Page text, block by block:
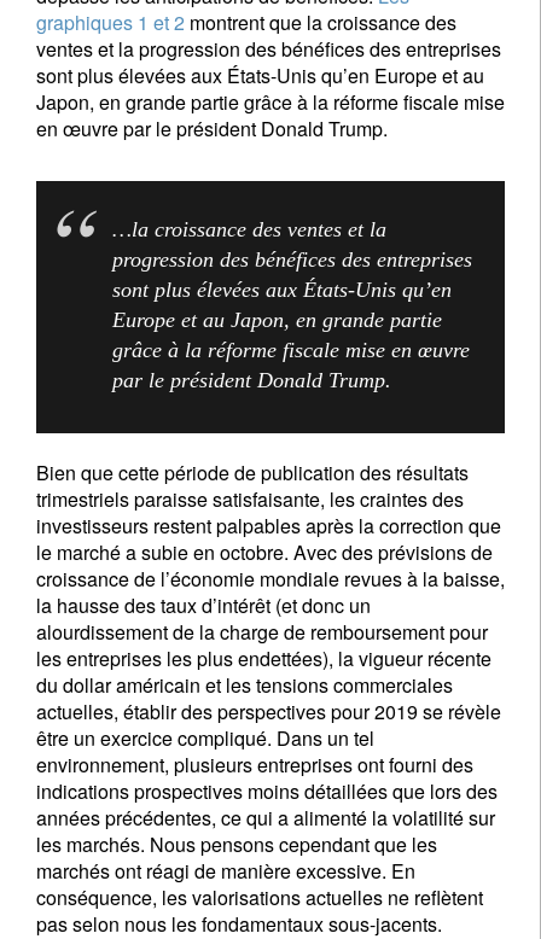
graphiques 1 et 2 montrent que la croissance des
ventes et la progression des bénéfices des entreprises
sont plus élevées aux États-Unis qu’en Europe et au
Japon, en grande partie grâce à la réforme fiscale mise
en œuvre par le président Donald Trump.
…la croissance des ventes et la
progression des bénéfices des entreprises
sont plus élevées aux États-Unis qu’en
Europe et au Japon, en grande partie
grâce à la réforme fiscale mise en œuvre
par le président Donald Trump.
Bien que cette période de publication des résultats
trimestriels paraisse satisfaisante, les craintes des
investisseurs restent palpables après la correction que
le marché a subie en octobre. Avec des prévisions de
croissance de l’économie mondiale revues à la baisse,
la hausse des taux d’intérêt (et donc un
alourdissement de la charge de remboursement pour
les entreprises les plus endettées), la vigueur récente
du dollar américain et les tensions commerciales
actuelles, établir des perspectives pour 2019 se révèle
être un exercice compliqué. Dans un tel
environnement, plusieurs entreprises ont fourni des
indications prospectives moins détaillées que lors des
années précédentes, ce qui a alimenté la volatilité sur
les marchés. Nous pensons cependant que les
marchés ont réagi de manière excessive. En
conséquence, les valorisations actuelles ne reflètent
pas selon nous les fondamentaux sous-jacents.